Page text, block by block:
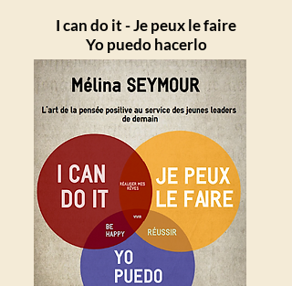
I can do it - Je peux le faire
Yo puedo hacerlo